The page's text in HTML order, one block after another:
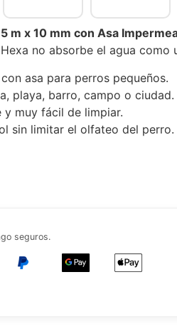
m x 10 mm con Asa
no absorbe el agua
asa para perros pequeños.
playa, barro, campo o ciudad.
muy fácil de limpiar.
sin limitar el olfateo del perro.
seguros.